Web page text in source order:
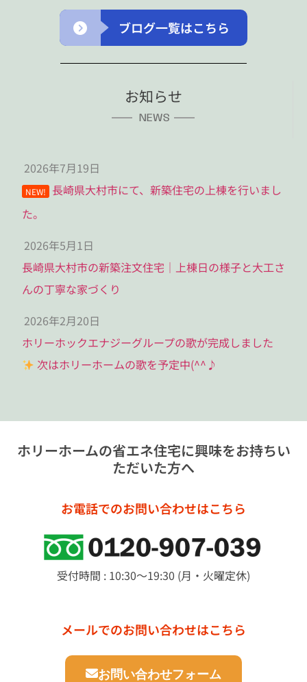
ブログ一覧はこちら
お知らせ
NEWS
2026年7月19日
NEW!
長崎県大村市にて、新築住宅の上棟を行いまし
た。
2026年5月1日
長崎県大村市の新築注文住宅｜上棟日の様子と大工さ
んの丁寧な家づくり
2026年2月20日
ホリーホックエナジーグループの歌が完成しました
次はホリーホームの歌を予定中(^^♪
ホリーホームの省エネ住宅に興味をお持ちい
ただいた方へ
お電話でのお問い合わせはこちら
受付時間 : 10:30～19:30 (月・火曜定休)
メールでのお問い合わせはこちら
お問い合わせフォーム